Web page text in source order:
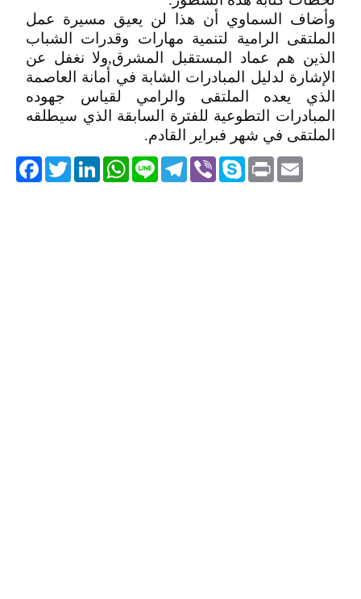
وأضاف السماوي أن هذا لن يعيق مسيرة عمل
الملتقى الرامية لتنمية مهارات وقدرات الشباب
الذين هم عماد المستقبل المشرق,ولا نغفل عن
الإشارة لدليل المبادرات الشابة في أمانة العاصمة
الذي يعده الملتقى والرامي لقياس جهوده
المبادرات التطوعية للفترة السابقة الذي سيطلقه
الملتقى في شهر فبراير القادم.
TwitterLinkedIn
WhatsApp Line
Telegram ViberSkype PrintEmail